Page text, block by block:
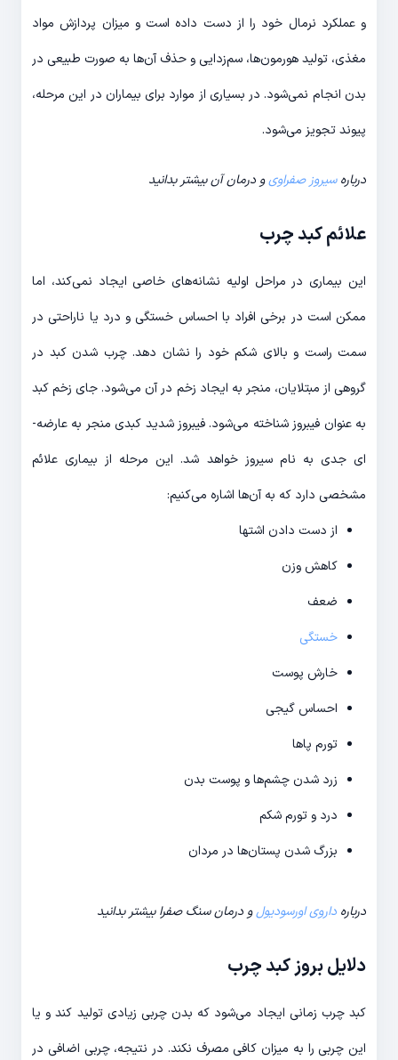
و عملکرد نرمال خود را از دست داده است و میزان پردازش مواد
مغذی، تولید هورمون­‌ها، سم­‌زدایی و حذف آن‌­ها به صورت طبیعی در
بدن انجام نمی­‌شود. در بسیاری از موارد برای بیماران در این مرحله،
پیوند تجویز می­‌شود.
دربارهسیروز صفراویو درمان آن بیشتر بدانید
علائم کبد چرب
این بیماری در مراحل اولیه نشانه‌­های خاصی ایجاد نمی­‌کند، اما
ممکن است در برخی افراد با احساس خستگی و درد یا ناراحتی در
سمت راست و بالای شکم خود را نشان دهد. چرب شدن کبد در
گروهی از مبتلایان، منجر به ایجاد زخم در آن می‌­شود. جای زخم کبد
به عنوان فیبروز شناخته می‌­شود. فیبروز شدید کبدی منجر به عارضه‌­
ای جدی به نام سیروز خواهد شد. این مرحله از بیماری علائم
مشخصی دارد که به آن­‌ها اشاره می­‌کنیم:
از دست دادن اشتها
کاهش وزن
ضعف
خستگی
خارش پوست
احساس گیجی
تورم پاها
زرد شدن چشم‌­ها و پوست بدن
درد و تورم شکم
بزرگ شدن پستان‌­ها در مردان
درباره داروی اورسودیولو درمان سنگ صفرا بیشتر بدانید
دلایل بروز کبد چرب
کبد چرب زمانی ایجاد می­‌شود که بدن چربی زیادی تولید کند و یا
این چربی را به میزان کافی مصرف نکند. در نتیجه، چربی اضافی در